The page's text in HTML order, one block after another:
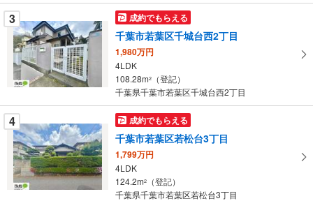
ジ
に
保
存
す
る
3 成約でもらえる
千葉市若葉区千城台西2丁目
1,980万円
4LDK
108.28m2
（登記）
千葉県千葉市若葉区千城台西2丁目
4 成約でもらえる
千葉市若葉区若松台3丁目
1,799万円
4LDK
124.2m2
（登記）
千葉県千葉市若葉区若松台3丁目